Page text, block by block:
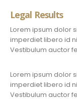
Legal Results
Lorem ipsum dolor
imperdiet libero id
Vestibulum auctor
Lorem ipsum dolor
imperdiet libero id
Vestibulum auctor